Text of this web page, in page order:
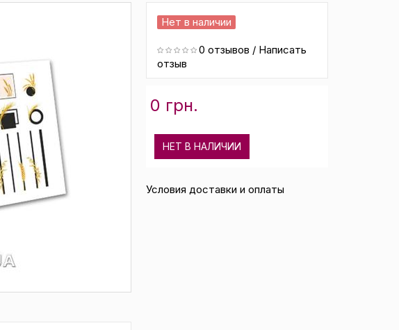
Нет в наличии
0 отзывов / Написать
отзыв
0 грн.
НЕТ В НАЛИЧИИ
Условия доставки и оплаты